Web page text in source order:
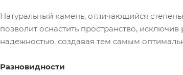
Натуральный камень, отличающийся
позволит оснастить пространство,
надежностью, создавая тем самым
Разновидности